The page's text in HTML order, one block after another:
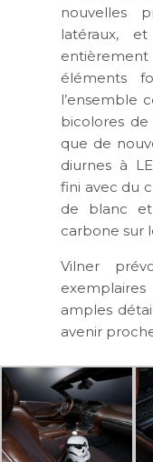
nouvelles
latéraux,
éléments
l’ensemble
bicolores
que de
diurnes à
fini avec du
de blanc
carbone sur
Vilner
amples
avenir